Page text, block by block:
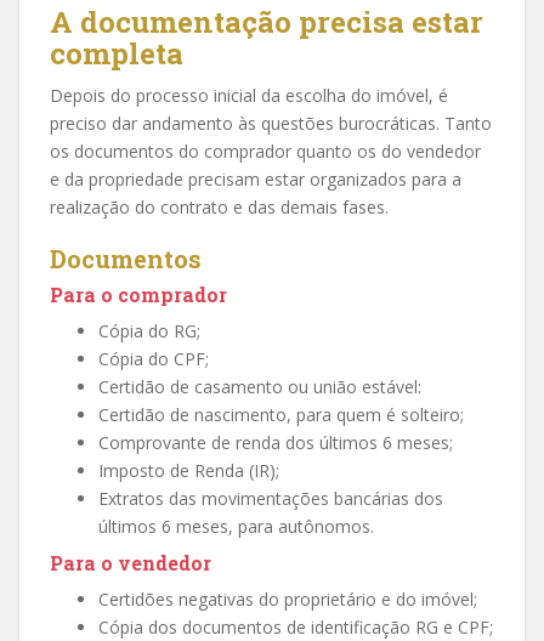
A documentação precisa estar
completa
Depois do processo inicial da escolha do imóvel, é
preciso dar andamento às questões burocráticas. Tanto
os documentos do comprador quanto os do vendedor
e da propriedade precisam estar organizados para a
realização do contrato e das demais fases.
Documentos
Para o comprador
Cópia do RG;
Cópia do CPF;
Certidão de casamento ou união estável:
Certidão de nascimento, para quem é solteiro;
Comprovante de renda dos últimos 6 meses;
Imposto de Renda (IR);
Extratos das movimentações bancárias dos
últimos 6 meses, para autônomos.
Para o vendedor
Certidões negativas do proprietário e do imóvel;
Cópia dos documentos de identificação RG e CPF;